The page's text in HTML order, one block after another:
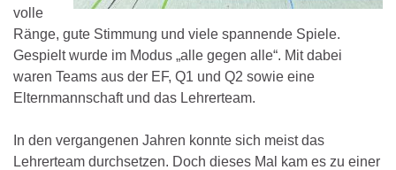
volle
Ränge, gute Stimmung und viele spannende Spiele.
Gespielt wurde im Modus „alle gegen alle“. Mit dabei
waren Teams aus der EF, Q1 und Q2 sowie eine
Elternmannschaft und das Lehrerteam.
In den vergangenen Jahren konnte sich meist das
Lehrerteam durchsetzen. Doch dieses Mal kam es zu einer